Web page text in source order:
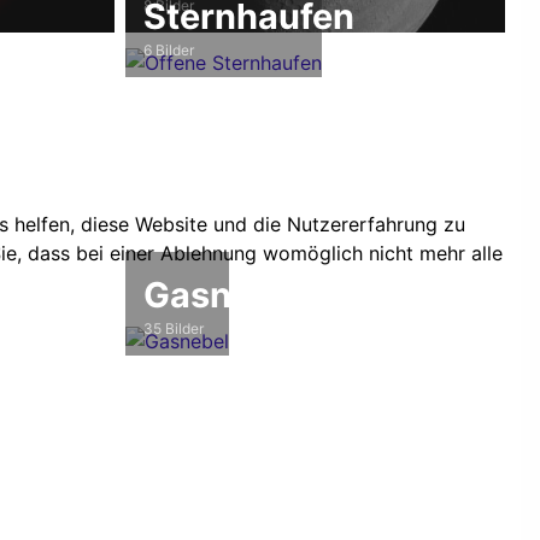
8 Bilder
Sternhaufen
6 Bilder
Gasnebel
35 Bilder
helfen, diese Website und die Nutzererfahrung zu
dass bei einer Ablehnung womöglich nicht mehr alle